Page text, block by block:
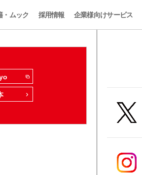
・ムック 採用情報 企業様向けサービス